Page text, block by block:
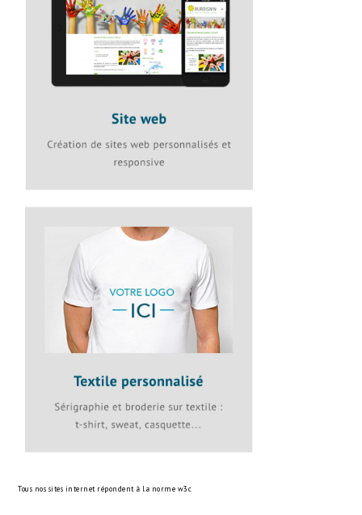
Tous nos sites internet répondent à la norme w3c